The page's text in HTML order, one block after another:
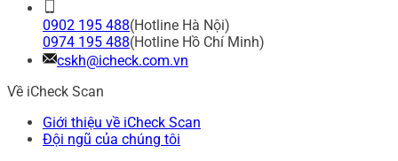
0902 195 488(Hotline Hà Nội)
0974 195 488(Hotline Hồ Chí Minh)
cskh@icheck.com.vn
Về iCheck Scan
Giới thiệu về iCheck Scan
Đội ngũ của chúng tôi